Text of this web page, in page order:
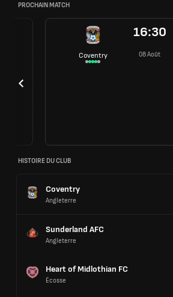
PROCHAIN MATCH
Coventry
16:30
08 Août
HISTOIRE DU CLUB
Coventry
Angleterre
Sunderland AFC
Angleterre
Heart of Midlothian FC
Écosse